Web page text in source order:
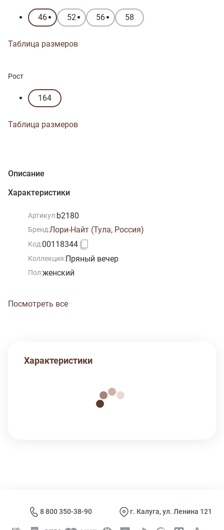
46 52 56 58
Таблица размеров
Рост
164
Таблица размеров
Описание
Характеристики
Артикул:b2180
Бренд:Лори-Найт (Тула, Россия)
Код:00118344
Коллекция:Пряный вечер
Пол:женский
Посмотреть все
Характеристики
8 800 350-38-90 г. Калуга, ул. Ленина 121